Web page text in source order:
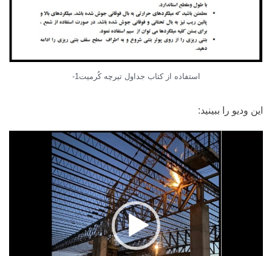
استفاده از کتاب جداول تیرچه کُرمیت1-
این ودیو را ببینید: